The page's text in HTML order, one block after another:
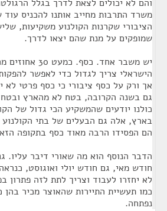
והם לא יכולים לצאת לדרך בגלל
משרד התרבות מחייב אותנו להכניס
הציבורי שקרנות הקולנוע משקיעות,
שמופקים על מנת שהם יצאו לדרך.
יש משבר אחד.
הישראלי צריך לגדול כדי לאפשר
אך ורק על כסף ציבורי כי כסף פרטי לא
גם בשנה הקרובה, בטח לא מהארץ
כולנו יודעים שהמשקיע הכי גדול של
בארץ, אלה גם הבעלים של בתי הקולנוע
הם הפסידו הרבה מאוד כסף בתקופה
הדבר הנוסף הוא מה שאורי דיבר עליו.
חודש מאי, גם חודש יולי ואוגוסט,
לא יחזרו לעבוד וצריך לתת לזה פתרון
כמו תעשיית התיירות שהאוצר מכיר
נפתחה.